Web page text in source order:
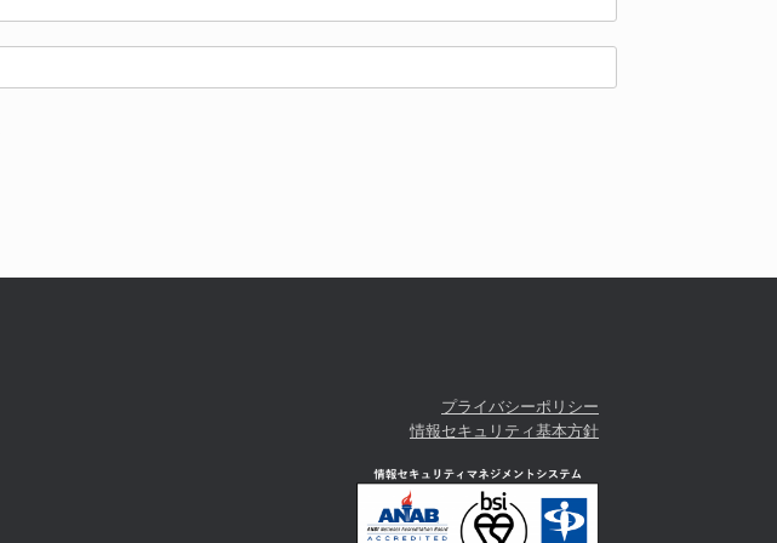
プライバシーポリシー
情報セキュリティ基本方針